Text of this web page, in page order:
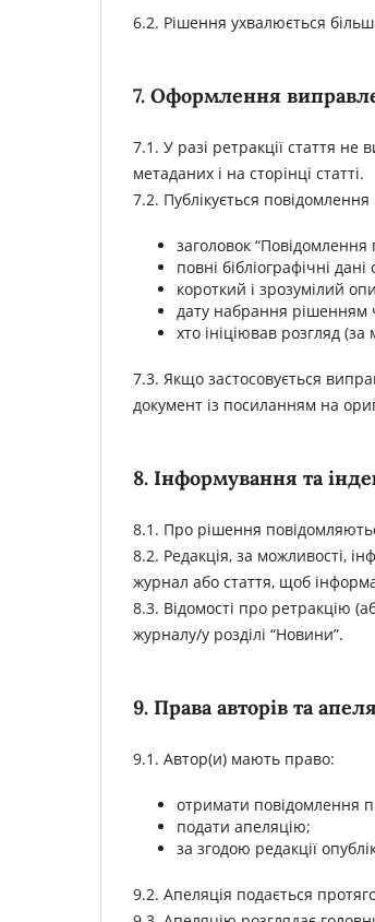
6.2. Рішення ухвалюється
7. Оформлення
7.1. У разі ретракції стаття не
метаданих і на сторінці статті.
7.2. Публікується
заголовок
повні бібліографічні
короткий і зрозумілий
дату набрання рішенням
хто ініціював розгляд
7.3. Якщо застосовується
документ із посиланням на
8. Інформування та
8.1. Про рішення
8.2. Редакція, за можливості,
журнал або стаття, щоб
8.3. Відомості про ретракцію
журналу/у розділі “Новини”.
9. Права авторів та
9.1. Автор(и) мають право:
отримати повідомлення
подати апеляцію;
за згодою редакції
9.2. Апеляція подається